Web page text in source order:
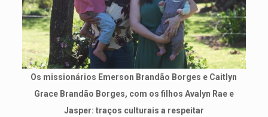
Os missionários Emerson Brandão Borges e Caitlyn
Grace Brandão Borges, com os filhos Avalyn Rae e
Jasper: traços culturais a respeitar